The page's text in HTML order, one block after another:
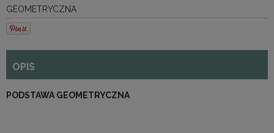
GEOMETRYCZNA
OPIS
PODSTAWA GEOMETRYCZNA